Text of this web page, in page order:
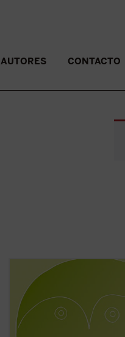
AUTORES CONTACTO
El problema de la relación
es de los que no dejan a nadie
indiferente. Hay que añadir
es un problema ineludible.
si se admite la dualidad última,
metafísica, de ambos términos,